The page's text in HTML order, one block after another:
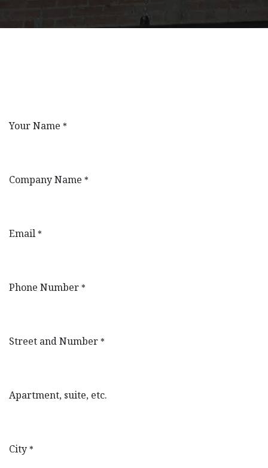
Your Name *
Company Name *
Email *
Phone Number *
Street and Number *
Apartment, suite, etc.
City *